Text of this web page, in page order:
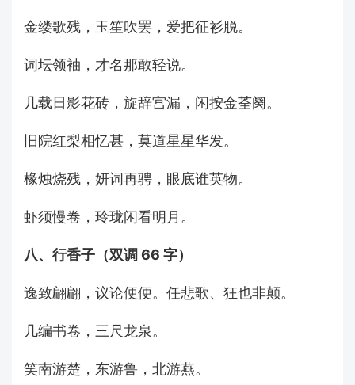
金缕歌残，玉笙吹罢，爱把征衫脱。
词坛领袖，才名那敢轻说。
几载日影花砖，旋辞宫漏，闲按金荃阕。
旧院红梨相忆甚，莫道星星华发。
椽烛烧残，妍词再骋，眼底谁英物。
虾须慢卷，玲珑闲看明月。
八、行香子（双调 66 字）
逸致翩翩，议论便便。任悲歌、狂也非颠。
几编书卷，三尺龙泉。
笑南游楚，东游鲁，北游燕。